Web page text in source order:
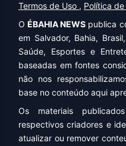
Termos de Uso , Política
OÉBAHIA NEWS publica
em Salvador, Bahia,
Saúde, Esportes e
baseadas em fontes
não nos
base no conteúdo aqui
Os materiais
respectivos criadores e
atualizar ou remover